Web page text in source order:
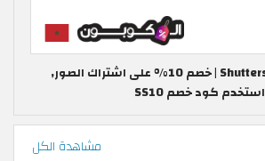
كود خصم Shutterstock | خصم 10% على اشتراك الصور,
استخدم كود خصم SS10
مشاهدة الكل